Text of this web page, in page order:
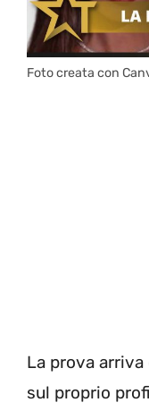
Foto creata con
La prova
sul proprio